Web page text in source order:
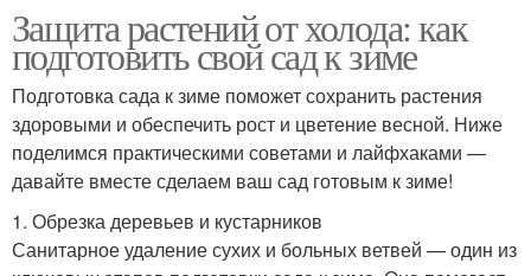
Защита растений от холода: как
подготовить свой сад к зиме
Подготовка сада к зиме поможет сохранить растения
здоровыми и обеспечить рост и цветение весной. Ниже
поделимся практическими советами и лайфхаками —
давайте вместе сделаем ваш сад готовым к зиме!
1. Обрезка деревьев и кустарников
Санитарное удаление сухих и больных ветвей — один из